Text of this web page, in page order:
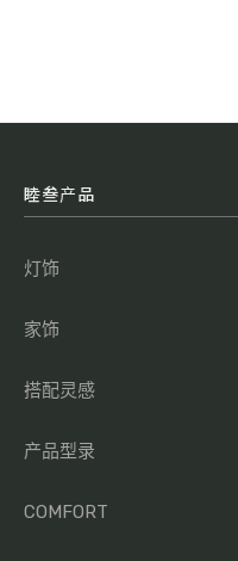
睦叁产品
灯饰
家饰
搭配灵感
产品型录
COMFORT